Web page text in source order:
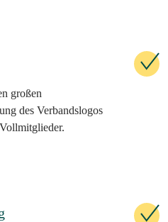
großen
des Verbandslogos